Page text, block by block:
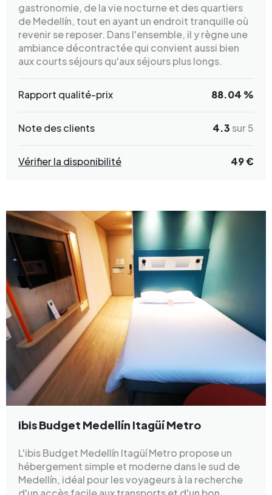
gastronomie, de la vie nocturne et des quartiers
de Medellín, tout en ayant un endroit tranquille où
revenir se reposer. Dans l'ensemble, il y règne une
ambiance décontractée qui convient aussi bien
aux courts séjours qu'aux séjours plus longs.
Rapport qualité-prix 88.04 %
Note des clients 4.3 sur 5
Vérifier la disponibilité 49 €
ibis Budget Medellín Itagüí Metro
L'ibis Budget Medellín Itagüí Metro propose un
hébergement simple et moderne dans le sud de
Medellín, idéal pour les voyageurs à la recherche